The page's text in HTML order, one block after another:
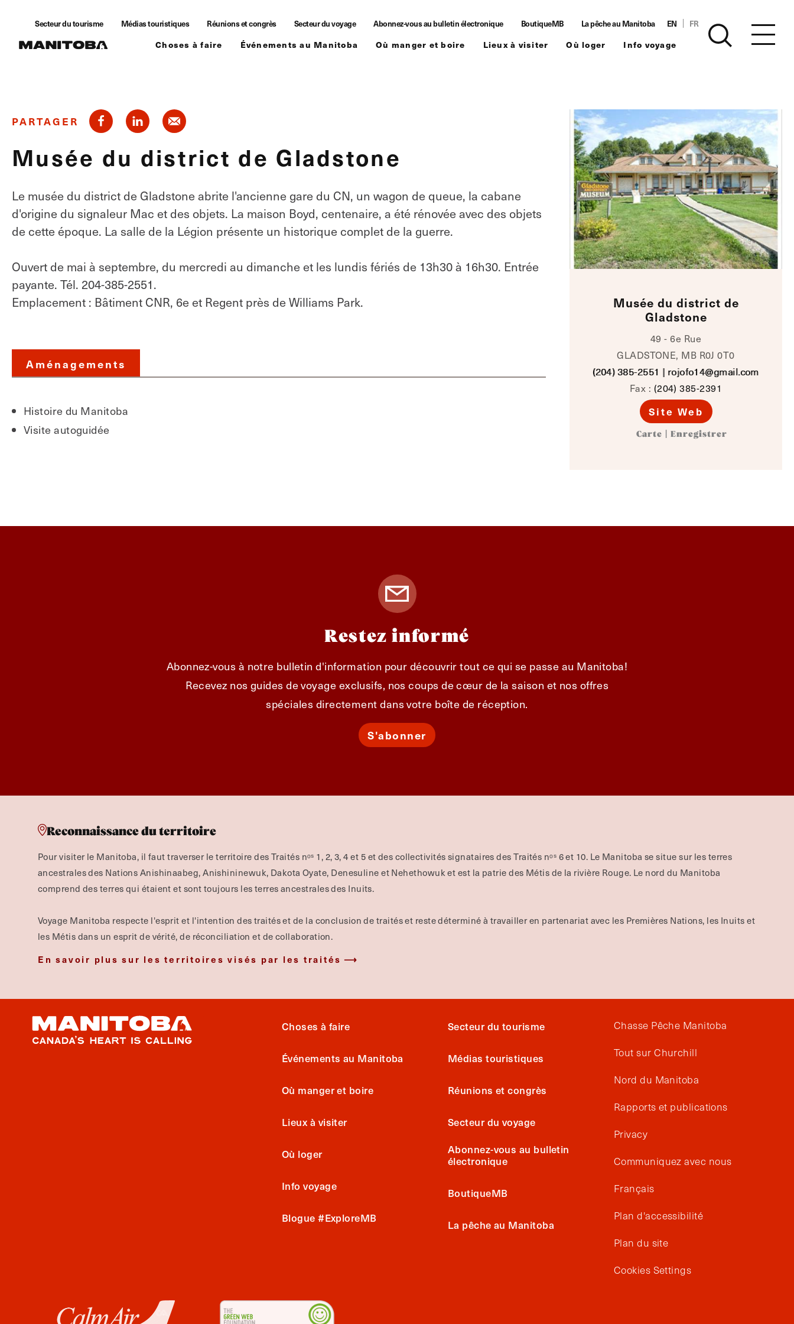
Secteur du tourisme Médias touristiques Réunions et congrès Secteur du voyage Abonnez-vous au bulletin électronique BoutiqueMB La pêche au Manitoba FR
EN
Choses à faire Événements au Manitoba Où manger et boire Lieux à visiter Où loger Info voyage
Musée du district de
Gladstone
49 - 6e Rue
GLADSTONE, MB R0J 0T0
(204) 385-2551 | rojofo14@gmail.com
Fax : (204) 385-2391
Site Web
Carte Enregistrer
PARTAGER
Musée du district de Gladstone
Le musée du district de Gladstone abrite l'ancienne gare du CN, un wagon de queue, la cabane
d'origine du signaleur Mac et des objets. La maison Boyd, centenaire, a été rénovée avec des objets
de cette époque. La salle de la Légion présente un historique complet de la guerre.
Ouvert de mai à septembre, du mercredi au dimanche et les lundis fériés de 13h30 à 16h30. Entrée
payante. Tél. 204-385-2551.
Emplacement : Bâtiment CNR, 6e et Regent près de Williams Park.
Aménagements
Histoire du Manitoba
Visite autoguidée
Restez informé
Abonnez-vous à notre bulletin d'information pour découvrir tout ce qui se passe au Manitoba!
Recevez nos guides de voyage exclusifs, nos coups de cœur de la saison et nos offres
spéciales directement dans votre boîte de réception.
S'abonner
Reconnaissance du territoire
Pour visiter le Manitoba, il faut traverser le territoire des Traités nᵒˢ 1, 2, 3, 4 et 5 et des collectivités signataires des Traités nᵒˢ 6 et 10. Le Manitoba se situe sur les terres
ancestrales des Nations Anishinaabeg, Anishininewuk, Dakota Oyate, Denesuline et Nehethowuk et est la patrie des Métis de la rivière Rouge. Le nord du Manitoba
comprend des terres qui étaient et sont toujours les terres ancestrales des Inuits.
Voyage Manitoba respecte l'esprit et l'intention des traités et de la conclusion de traités et reste déterminé à travailler en partenariat avec les Premières Nations, les Inuits et
les Métis dans un esprit de vérité, de réconciliation et de collaboration.
En savoir plus sur les territoires visés par les traités
Choses à faire
Événements au Manitoba
Où manger et boire
Lieux à visiter
Où loger
Info voyage
Blogue #ExploreMB
Secteur du tourisme
Médias touristiques
Réunions et congrès
Secteur du voyage
Abonnez-vous au bulletin
électronique
BoutiqueMB
La pêche au Manitoba
Chasse Pêche Manitoba
Tout sur Churchill
Nord du Manitoba
Rapports et publications
Privacy
Communiquez avec nous
Français
Plan d'accessibilité
Plan du site
Cookies Settings